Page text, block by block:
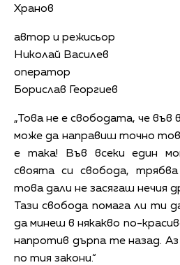
Хранов
автор и режисьор
Николай Василев
оператор
Борислав Георгиев
„Това не е свободата, че във
може да направиш точно
е така! Във всеки един
своята си свобода,
това дали не засягаш нечия
Тази свобода помага ли ти
да минеш в някакво по-
напротив дърпа те назад.
по тия закони.“